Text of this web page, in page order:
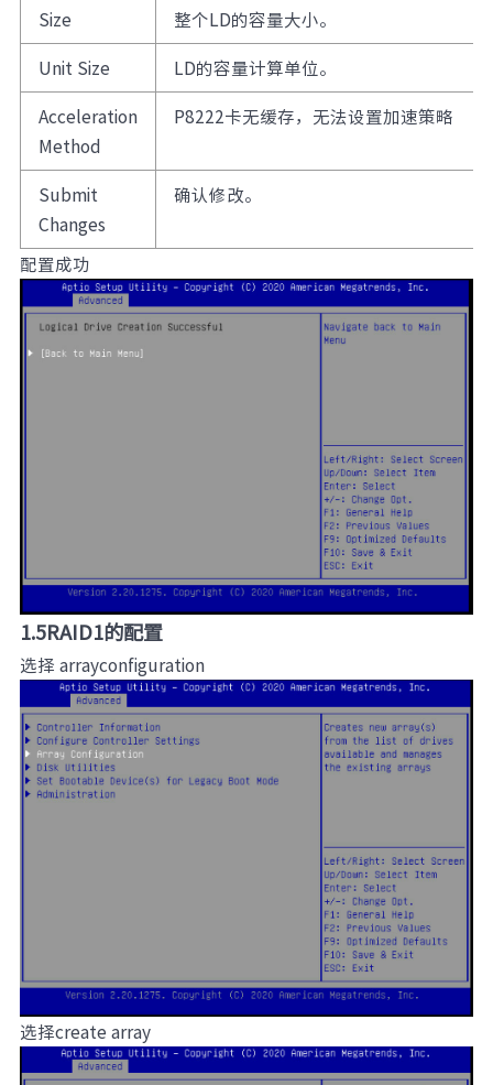
Size
整个LD的容量大小。
Unit Size
LD的容量计算单位。
Acceleration
Method
P8222卡无缓存，无法设置加速策略
Submit
Changes
确认修改。
配置成功
1.5RAID1的配置
选择 arrayconfiguration
选择create array